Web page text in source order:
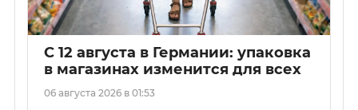
С 12 августа в Германии: упаковка
в магазинах изменится для всех
06 августа 2026 в 01:53